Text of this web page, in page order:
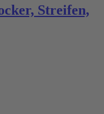
Streifen,